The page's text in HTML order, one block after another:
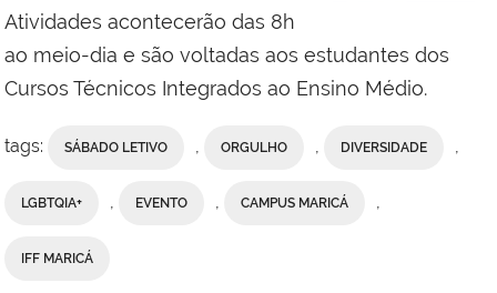
Centro
Atividades acontecerão das 8h
ao meio-dia e são voltadas aos estudantes dos
Cursos Técnicos Integrados ao Ensino Médio.
tags: SÁBADO LETIVO , ORGULHO , DIVERSIDADE ,
LGBTQIA+ , EVENTO , CAMPUS MARICÁ ,
IFF MARICÁ